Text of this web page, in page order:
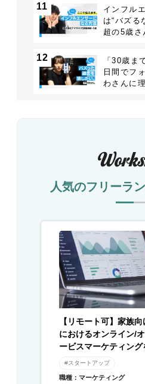
11
インフル
は“バズる
超の5歳さ
12
「30歳ま
日間でフ
わさんに
人気のフリーラ
【リモート可】家族
におけるオンライン/
ービスマーケティン
ケターを募集
#スタートアップ
職種：マーケティング